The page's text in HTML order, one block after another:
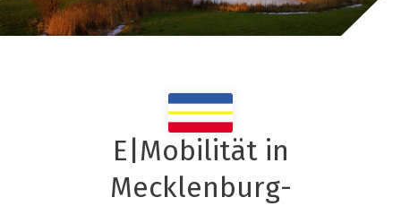
E|Mobilität in
Mecklenburg-